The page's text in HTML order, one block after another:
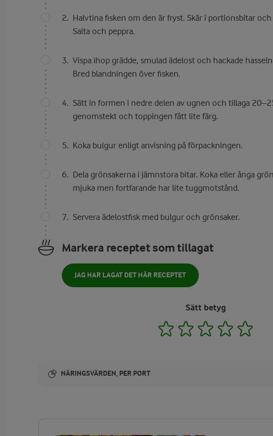
Halvtina fisken om den är fryst. Skär i portionsbitar
Salta och peppra.
Vispa ihop grädde, smulad ädelost och hackade
Bred blandningen över fisken.
Sätt in formen i nedre delen av ugnen och tillaga
genomstekt och toppingen fått lite färg.
Koka bulgur enligt anvisning på förpackningen.
Dela grönsakerna i jämnstora bitar. Koka eller ånga
mjuka men fortfarande har lite tuggmotstånd.
Servera ädelostfisk med bulgur och grönsaker.
Markera receptet som tillagat
JAG HAR LAGAT DET HÄR RECEPTET
Sätt betyg
1 2 3 4
NÄRINGSVÄRDEN, PER PORT